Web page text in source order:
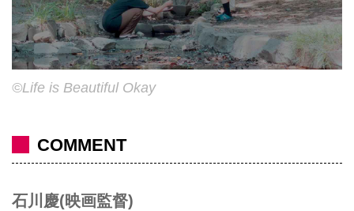
©Life is Beautiful Okay
COMMENT
石川慶(映画監督)